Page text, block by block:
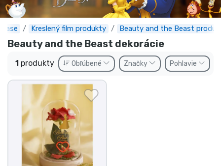
Kreslený film produkty Beauty and the Beast
Beauty and the Beast dekorácie
1 produkty Obľúbené Značky Pohlavie
Akcie
Expresná preprava
Predobjednávky
Outlet produkty
Preprava a platba
Zoradiť podľa série
Zoradiť podľa filmov